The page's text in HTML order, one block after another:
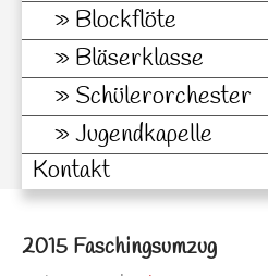
Blockflöte
Bläserklasse
Schülerorchester
Jugendkapelle
Kontakt
2015 Faschingsumzug